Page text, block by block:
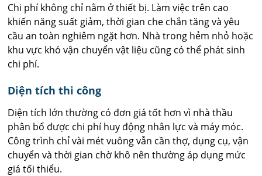
Chi phí không chỉ nằm ở thiết bị. Làm việc trên cao
khiến năng suất giảm, thời gian che chắn tăng và yêu
cầu an toàn nghiêm ngặt hơn. Nhà trong hẻm nhỏ hoặc
khu vực khó vận chuyển vật liệu cũng có thể phát sinh
chi phí.
Diện tích thi công
Diện tích lớn thường có đơn giá tốt hơn vì nhà thầu
phân bổ được chi phí huy động nhân lực và máy móc.
Công trình chỉ vài mét vuông vẫn cần thợ, dụng cụ, vận
chuyển và thời gian chờ khô nên thường áp dụng mức
giá tối thiểu.